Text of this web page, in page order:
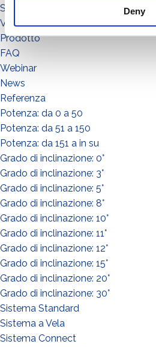
Deny
Sistema
Visualizza nel Footer
Prodotto
FAQ
Webinar
News
Referenza
Potenza: da 0 a 50
Potenza: da 51 a 150
Potenza: da 151 a in su
Grado di inclinazione: 0°
Grado di inclinazione: 3°
Grado di inclinazione: 5°
Grado di inclinazione: 8°
Grado di inclinazione: 10°
Grado di inclinazione: 11°
Grado di inclinazione: 12°
Grado di inclinazione: 15°
Grado di inclinazione: 20°
Grado di inclinazione: 30°
Sistema Standard
Sistema a Vela
Sistema Connect